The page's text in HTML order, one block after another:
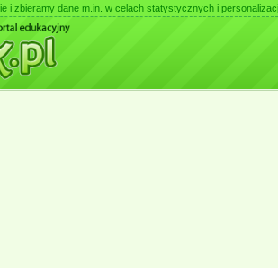
i zbieramy dane m.in. w celach statystycznych i